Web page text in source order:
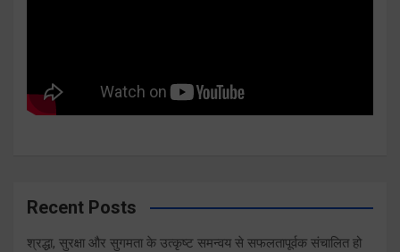
Recent Posts
श्रद्धा, सुरक्षा और सुगमता के उत्कृष्ट समन्वय से सफलतापूर्वक संचालित हो